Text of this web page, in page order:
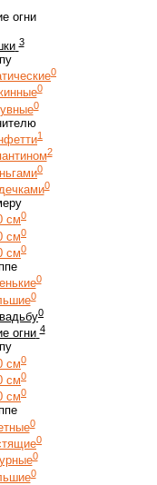
огни
3
0
0
0
1
2
0
0
см0
см0
см0
0
0
0
огни 4
см0
см0
см0
0
0
0
0